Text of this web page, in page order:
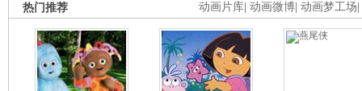
动画片库 动画微博 动画梦工场
热门推荐